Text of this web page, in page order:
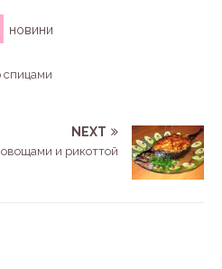
новини
спицами
NEXT
и рикоттой